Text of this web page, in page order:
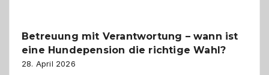
Betreuung mit Verantwortung – wann ist
eine Hundepension die richtige Wahl?
28. April 2026